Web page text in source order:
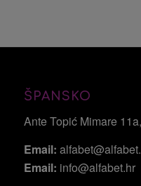
ŠPANSKO
Ante Topić Mimare 11a
Email:
Email: info@alfabet.hr